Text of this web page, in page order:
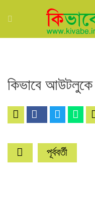
কিভাবে আউটলুকে
পূর্ববর্তী